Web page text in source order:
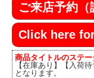
ご来店予約（
Click here
商品タイトルのステ
【在庫あり】【入荷
となります。